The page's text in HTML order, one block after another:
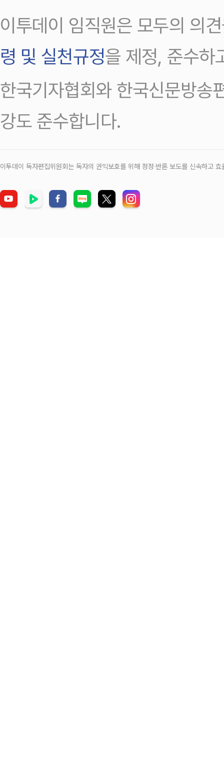
이투데이 임직원은 모두의 의
령 및 실천규정을 제정, 준수하
한국기자협회와 한국신문방송
강도 준수합니다.
이투데이 독자편집위원회는 독자의 권익보호를 위해 정정‧반론 보도를 신속하고